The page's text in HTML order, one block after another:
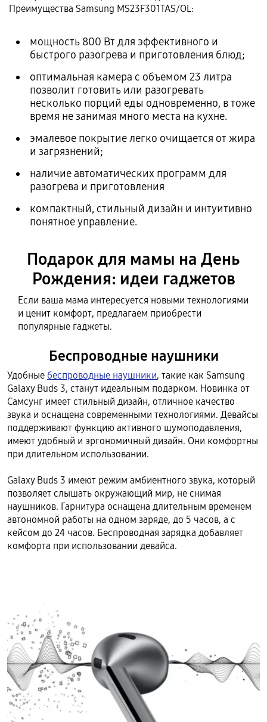
Преимущества Samsung MS23F301TAS/OL:
мощность 800 Вт для эффективного и
быстрого разогрева и приготовления блюд;
оптимальная камера с объемом 23 литра
позволит готовить или разогревать
несколько порций еды одновременно, в тоже
время не занимая много места на кухне.
эмалевое покрытие легко очищается от жира
и загрязнений;
наличие автоматических программ для
разогрева и приготовления
компактный, стильный дизайн и интуитивно
понятное управление.
Подарок для мамы на День
Рождения: идеи гаджетов
Если ваша мама интересуется новыми технологиями
и ценит комфорт, предлагаем приобрести
популярные гаджеты.
Беспроводные наушники
Удобные беспроводные наушники, такие как Samsung
Galaxy Buds 3, станут идеальным подарком. Новинка от
Самсунг имеет стильный дизайн, отличное качество
звука и оснащена современными технологиями. Девайсы
поддерживают функцию активного шумоподавления,
имеют удобный и эргономичный дизайн. Они комфортны
при длительном использовании.
Galaxy Buds 3 имеют режим амбиентного звука, который
позволяет слышать окружающий мир, не снимая
наушников. Гарнитура оснащена длительным временем
автономной работы на одном заряде, до 5 часов, а с
кейсом до 24 часов. Беспроводная зарядка добавляет
комфорта при использовании девайса.